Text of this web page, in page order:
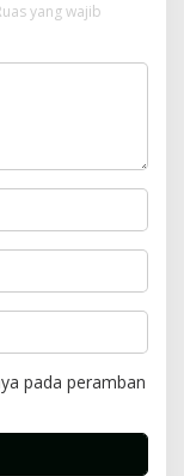
yang wajib
pada peramban